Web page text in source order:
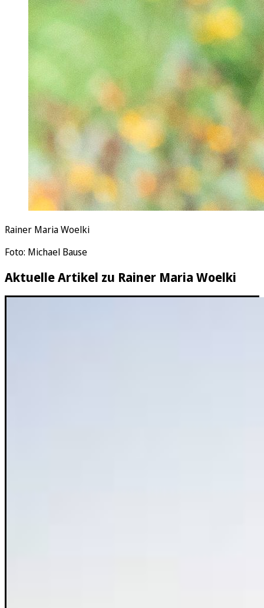
Rainer Maria Woelki
Foto: Michael Bause
Aktuelle Artikel zu Rainer Maria Woelki